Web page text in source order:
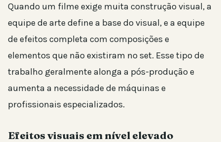
Quando um filme exige muita construção visual, a
equipe de arte define a base do visual, e a equipe
de efeitos completa com composições e
elementos que não existiram no set. Esse tipo de
trabalho geralmente alonga a pós-produção e
aumenta a necessidade de máquinas e
profissionais especializados.
Efeitos visuais em nível elevado